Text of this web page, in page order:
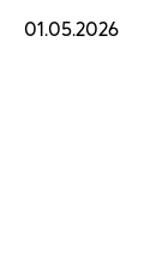
01.05.2026